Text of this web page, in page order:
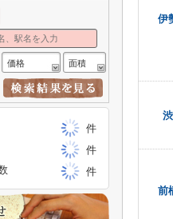
伊
前
価格 面積
件
件
件